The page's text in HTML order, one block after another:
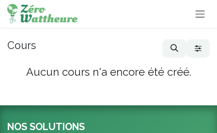
Se rendre au contenu
Cours
Aucun cours n'a encore été créé.
NOS SOLUTIONS